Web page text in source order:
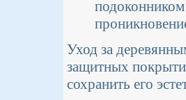
подоконником
Уход за
защитных
сохранить его